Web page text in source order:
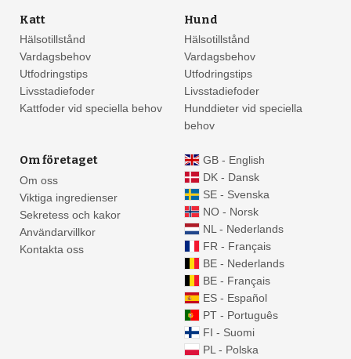
Katt
Hälsotillstånd
Vardagsbehov
Utfodringstips
Livsstadiefoder
Kattfoder vid speciella behov
Hund
Hälsotillstånd
Vardagsbehov
Utfodringstips
Livsstadiefoder
Hunddieter vid speciella
behov
Om företaget
Om oss
Viktiga ingredienser
Sekretess och kakor
Användarvillkor
Kontakta oss
GB - English
DK - Dansk
SE - Svenska
NO - Norsk
NL - Nederlands
FR - Français
BE - Nederlands
BE - Français
ES - Español
PT - Português
FI - Suomi
PL - Polska